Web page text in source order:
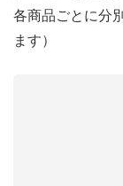
各商品ごとに分
ます）